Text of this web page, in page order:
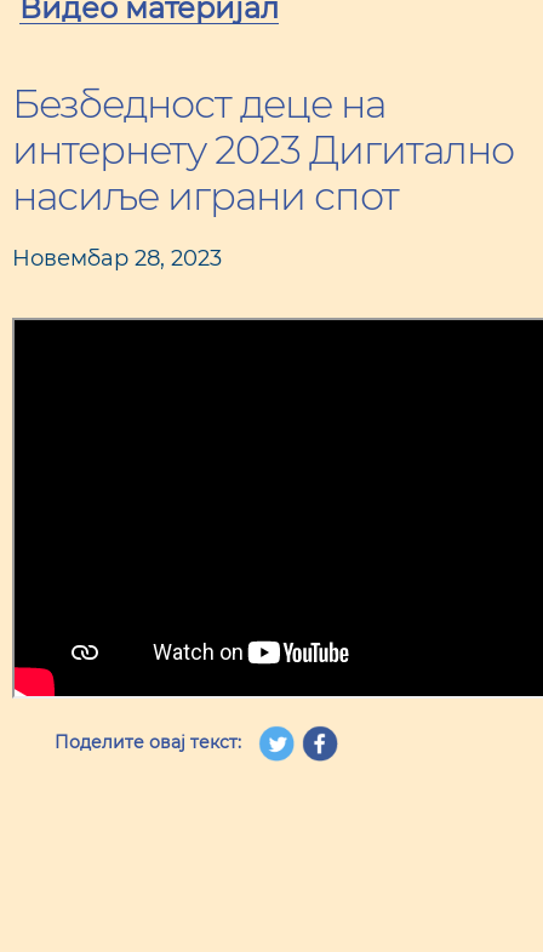
Видео материјал
Безбедност деце на
интернету 2023 Дигитално
насиље играни спот
Новембар 28, 2023
Поделите овај текст: